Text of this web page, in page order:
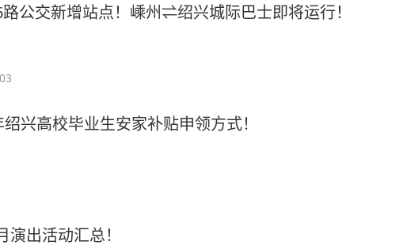
公交新增站点！嵊州⇌绍兴城际巴士即将运行！
兴高校毕业生安家补贴申领方式！
演出活动汇总！